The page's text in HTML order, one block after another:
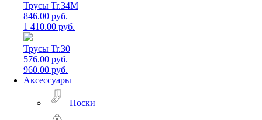
Трусы Tr.34M
846.00 руб.
1 410.00 руб.
Трусы Tr.30
576.00 руб.
960.00 руб.
Аксессуары
Носки